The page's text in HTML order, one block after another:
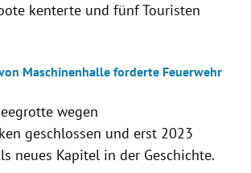
kenterte und fünf Touristen
Maschinenhalle forderte Feuerwehr
wegen
geschlossen und erst 2023
neues Kapitel in der Geschichte.